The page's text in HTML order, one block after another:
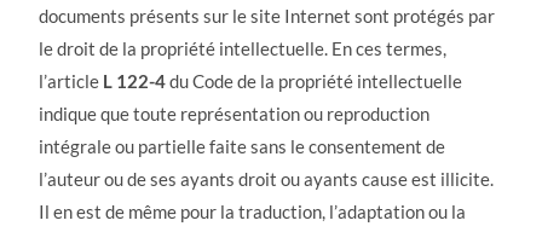
documents présents sur le site Internet sont protégés par
le droit de la propriété intellectuelle. En ces termes,
l’article L 122-4du Code de la propriété intellectuelle
indique que toute représentation ou reproduction
intégrale ou partielle faite sans le consentement de
l’auteur ou de ses ayants droit ou ayants cause est illicite.
Il en est de même pour la traduction, l’adaptation ou la